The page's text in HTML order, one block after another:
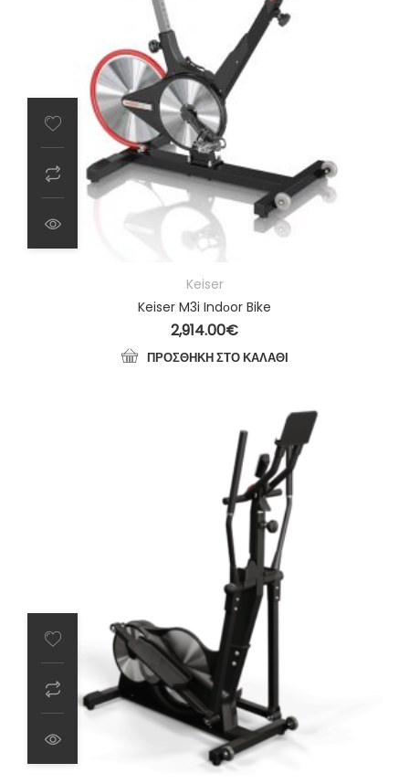
Keiser
Keiser M3i Indοor Bike
2,914.00€
ΠΡΟΣΘΉΚΗ ΣΤΟ ΚΑΛΆΘΙ